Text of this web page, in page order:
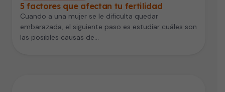
5 factores que afectan tu fertilidad
Cuando a una mujer se le dificulta quedar
embarazada, el siguiente paso es estudiar cuáles son
las posibles causas de…